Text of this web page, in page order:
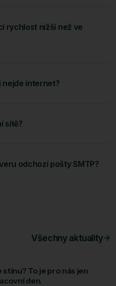
rychlost nižší než ve
nejde internet?
sítě?
odchozí pošty SMTP?
Všechny aktuality
stínu? To je pro nás jen
den.